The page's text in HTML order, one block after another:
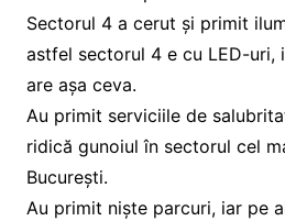
Sectorul 4 a cerut și primit
astfel sectorul 4 e cu LED-uri,
are așa ceva.
Au primit serviciile de
ridică gunoiul în sectorul cel
București.
Au primit niște parcuri, iar pe